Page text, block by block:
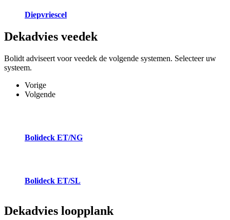
Diepvriescel
Dekadvies veedek
Bolidt adviseert voor veedek de volgende systemen. Selecteer uw
systeem.
Vorige
Volgende
Bolideck ET/NG
Bolideck ET/SL
Dekadvies loopplank